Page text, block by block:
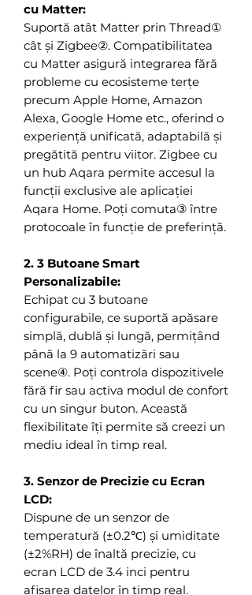
cu Matter:
Suportă atât Matter prin Thread①
cât și Zigbee②. Compatibilitatea
cu Matter asigură integrarea fără
probleme cu ecosisteme terțe
precum Apple Home, Amazon
Alexa, Google Home etc., oferind o
experiență unificată, adaptabilă și
pregătită pentru viitor. Zigbee cu
un hub Aqara permite accesul la
funcții exclusive ale aplicației
Aqara Home. Poți comuta③ între
protocoale în funcție de preferință.
2. 3 Butoane Smart
Personalizabile:
Echipat cu 3 butoane
configurabile, ce suportă apăsare
simplă, dublă și lungă, permițând
până la 9 automatizări sau
scene④. Poți controla dispozitivele
fără fir sau activa modul de confort
cu un singur buton. Această
flexibilitate îți permite să creezi un
mediu ideal în timp real.
3. Senzor de Precizie cu Ecran
LCD:
Dispune de un senzor de
temperatură (±0.2℃) și umiditate
(±2%RH) de înaltă precizie, cu
ecran LCD de 3.4 inci pentru
afișarea datelor în timp real.